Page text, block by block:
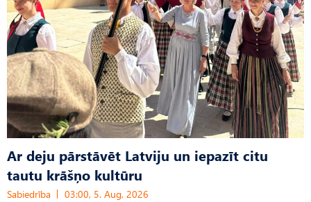
Ar deju pārstāvēt Latviju un iepazīt citu
tautu krāšņo kultūru
Sabiedrība 03:00, 5. Aug, 2026